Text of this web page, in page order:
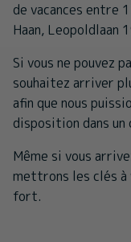
de vacances entre
Haan, Leopoldlaan
Si vous ne pouvez
souhaitez arriver
afin que nous
disposition dans
Même si vous
mettrons les clés
fort.